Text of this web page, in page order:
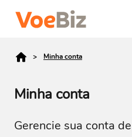
Minha Conta
Minha conta
Minha conta
Gerencie sua conta de